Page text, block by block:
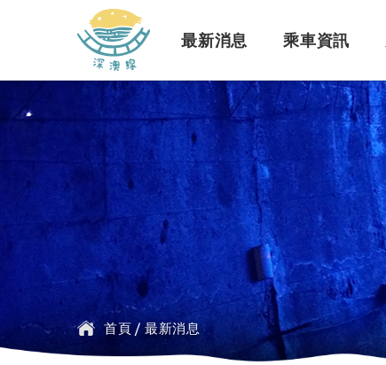
最新消息
訊息公告
乘車資訊
行車路線 票價時刻
景點介紹 探索行程介紹
緣起簡介 設施介紹
公車
一般問題 訂票問題
首頁 /最新消息